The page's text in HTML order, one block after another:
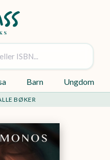
Barn Ungdom
BØKER